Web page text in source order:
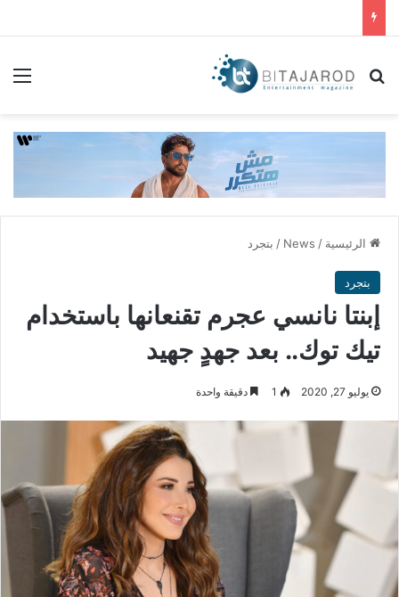
بحث عن
الرئيسية /
News
/ بتجرد
بتجرد
إبنتا نانسي عجرم تقنعانها باستخدام
تيك توك.. بعد جهدٍ جهيد
يوليو 27, 2020 1 دقيقة واحدة